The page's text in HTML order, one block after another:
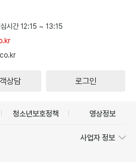
심시간 12:15 ~ 13:15
상담 로그인
청소년보호정책 영상정보
사업자 정보